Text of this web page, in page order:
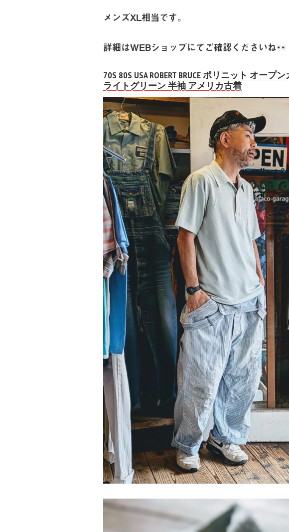
メンズXL相当です。
詳細はWEBショップにてご確認くださいね
70S 80S USA ROBERT BRUCE ポリニット オー
ライトグリーン 半袖 アメリカ古着